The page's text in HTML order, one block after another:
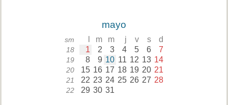
mayo
sm m m j v s d
18 1 2 3 4 5 6 7
19 8 9 10 11 12 13 14
20 15 16 17 18 19 20 21
21 22 23 24 25 26 27 28
22 29 30 31